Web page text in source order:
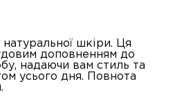
шкіри. Ця
доповненням до
надаючи вам стиль та
усього дня. Повнота